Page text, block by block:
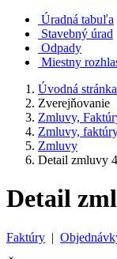
Úradná tabuľa
Stavebný úrad
Odpady
Miestny
Úvodná stránka
Zverejňovanie
Zmluvy,
Zmluvy,
Zmluvy
Detail zmluvy
Detail
Faktúry |